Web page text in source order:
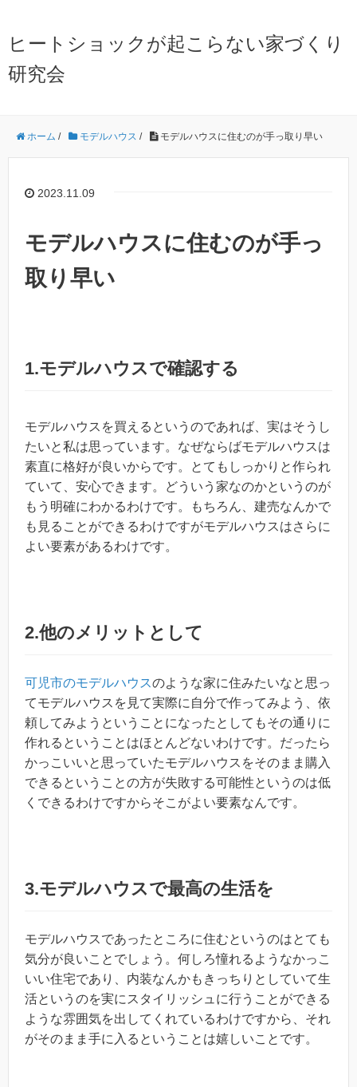
ヒートショックが起こらない家づくり
研究会
ホーム / モデルハウス / モデルハウスに住むのが手っ取り早い
2023.11.09
モデルハウスに住むのが手っ
取り早い
1.モデルハウスで確認する
モデルハウスを買えるというのであれば、実はそうし
たいと私は思っています。なぜならばモデルハウスは
素直に格好が良いからです。とてもしっかりと作られ
ていて、安心できます。どういう家なのかというのが
もう明確にわかるわけです。もちろん、建売なんかで
も見ることができるわけですがモデルハウスはさらに
よい要素があるわけです。
2.他のメリットとして
可児市のモデルハウスのような家に住みたいなと思っ
てモデルハウスを見て実際に自分で作ってみよう、依
頼してみようということになったとしてもその通りに
作れるということはほとんどないわけです。だったら
かっこいいと思っていたモデルハウスをそのまま購入
できるということの方が失敗する可能性というのは低
くできるわけですからそこがよい要素なんです。
3.モデルハウスで最高の生活を
モデルハウスであったところに住むというのはとても
気分が良いことでしょう。何しろ憧れるようなかっこ
いい住宅であり、内装なんかもきっちりとしていて生
活というのを実にスタイリッシュに行うことができる
ような雰囲気を出してくれているわけですから、それ
がそのまま手に入るということは嬉しいことです。